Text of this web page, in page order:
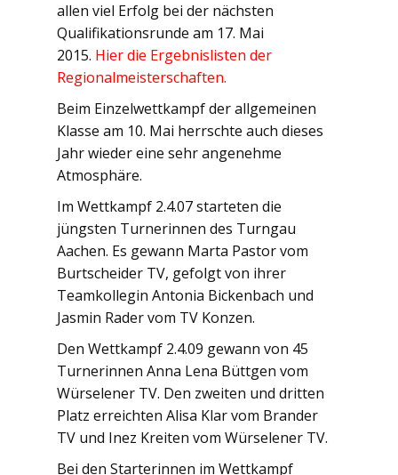
allen viel Erfolg bei der nächsten
Qualifikationsrunde am 17. Mai
2015. Hier die Ergebnislisten der
Regionalmeisterschaften.
Beim Einzelwettkampf der allgemeinen
Klasse am 10. Mai herrschte auch dieses
Jahr wieder eine sehr angenehme
Atmosphäre.
Im Wettkampf 2.4.07 starteten die
jüngsten Turnerinnen des Turngau
Aachen. Es gewann Marta Pastor vom
Burtscheider TV, gefolgt von ihrer
Teamkollegin Antonia Bickenbach und
Jasmin Rader vom TV Konzen.
Den Wettkampf 2.4.09 gewann von 45
Turnerinnen Anna Lena Büttgen vom
Würselener TV. Den zweiten und dritten
Platz erreichten Alisa Klar vom Brander
TV und Inez Kreiten vom Würselener TV.
Bei den Starterinnen im Wettkampf